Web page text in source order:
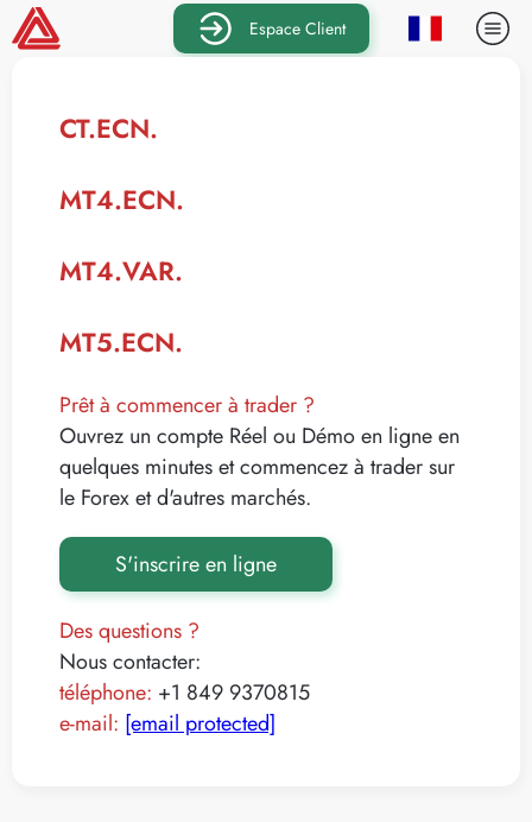
Espace Client
CT.ECN.
MT4.ECN.
MT4.VAR.
MT5.ECN.
Prêt à commencer à trader ?
Ouvrez un compte Réel ou Démo en ligne en
quelques minutes et commencez à trader sur
le Forex et d'autres marchés.
S'inscrire en ligne
Des questions ?
Nous contacter:
téléphone: +1 849 9370815
e-mail: [email protected]